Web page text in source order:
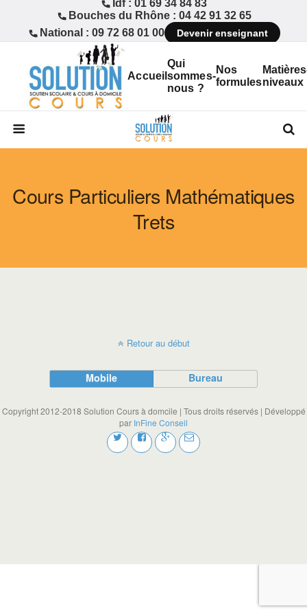
Idf : 01 69 34 84 83
Bouches du Rhône : 04 42 91 32 65
National : 09 72 68 01 00
Devenir enseignant
Accueil
Qui
sommes-
nous ?
Nos
formulesniveaux
Cours Particuliers Mathématiques
Trets
Retour au début
Mobile Bureau
Copyright 2012-2018 Solution Cours à domcile | Tous droits réservés | Développé
par InFine Conseil